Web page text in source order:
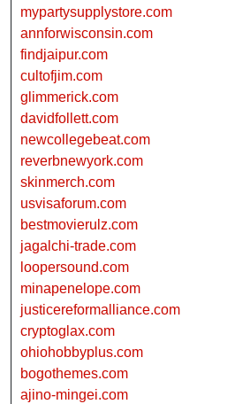
mypartysupplystore.com
annforwisconsin.com
findjaipur.com
cultofjim.com
glimmerick.com
davidfollett.com
newcollegebeat.com
reverbnewyork.com
skinmerch.com
usvisaforum.com
bestmovierulz.com
jagalchi-trade.com
loopersound.com
minapenelope.com
justicereformalliance.com
cryptoglax.com
ohiohobbyplus.com
bogothemes.com
ajino-mingei.com